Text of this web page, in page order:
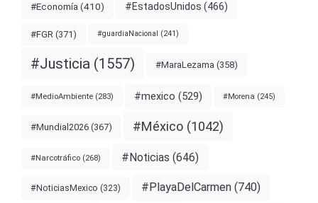
#Economía (410) #EstadosUnidos (466)
#FGR (371) #guardiaNacional (241)
#Justicia (1557) #MaraLezama (358)
#MedioAmbiente (283) #mexico (529) #Morena (245)
#Mundial2026 (367) #México (1042)
#Narcotráfico (268) #Noticias (646)
#NoticiasMexico (323) #PlayaDelCarmen (740)